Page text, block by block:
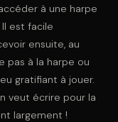
à une harpe
est facile
ensuite, au
pas à la harpe ou
gratifiant à jouer.
veut écrire pour la
largement !